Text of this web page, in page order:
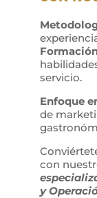
servicio.
Enfoque
de
con
y